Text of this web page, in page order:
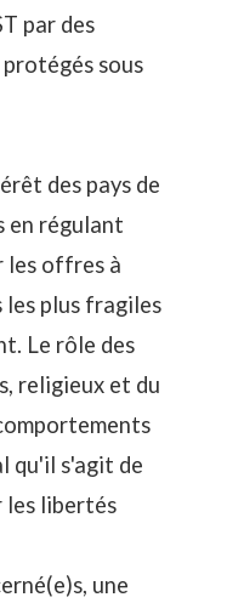
par des
sous
des pays de
en régulant
les offres à
les plus fragiles
Le rôle des
religieux et du
qu'il s'agit de
les libertés
une